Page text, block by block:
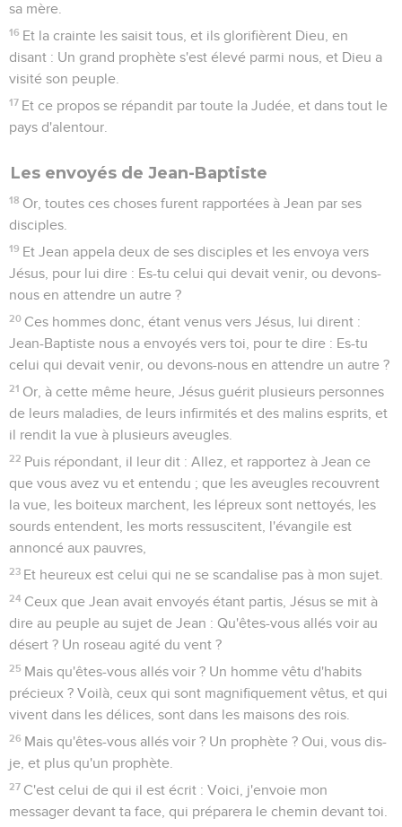
sa mère.
16 Et la crainte les saisit tous, et ils glorifièrent Dieu, en
disant : Un grand prophète s'est élevé parmi nous, et Dieu a
visité son peuple.
17 Et ce propos se répandit par toute la Judée, et dans tout le
pays d'alentour.
Les envoyés de Jean-Baptiste
18 Or, toutes ces choses furent rapportées à Jean par ses
disciples.
19 Et Jean appela deux de ses disciples et les envoya vers
Jésus, pour lui dire : Es-tu celui qui devait venir, ou devons-
nous en attendre un autre ?
20 Ces hommes donc, étant venus vers Jésus, lui dirent :
Jean-Baptiste nous a envoyés vers toi, pour te dire : Es-tu
celui qui devait venir, ou devons-nous en attendre un autre ?
21 Or, à cette même heure, Jésus guérit plusieurs personnes
de leurs maladies, de leurs infirmités et des malins esprits, et
il rendit la vue à plusieurs aveugles.
22 Puis répondant, il leur dit : Allez, et rapportez à Jean ce
que vous avez vu et entendu ; que les aveugles recouvrent
la vue, les boiteux marchent, les lépreux sont nettoyés, les
sourds entendent, les morts ressuscitent, l'évangile est
annoncé aux pauvres,
23 Et heureux est celui qui ne se scandalise pas à mon sujet.
24 Ceux que Jean avait envoyés étant partis, Jésus se mit à
dire au peuple au sujet de Jean : Qu'êtes-vous allés voir au
désert ? Un roseau agité du vent ?
25 Mais qu'êtes-vous allés voir ? Un homme vêtu d'habits
précieux ? Voilà, ceux qui sont magnifiquement vêtus, et qui
vivent dans les délices, sont dans les maisons des rois.
26 Mais qu'êtes-vous allés voir ? Un prophète ? Oui, vous dis-
je, et plus qu'un prophète.
27 C'est celui de qui il est écrit : Voici, j'envoie mon
messager devant ta face, qui préparera le chemin devant toi.